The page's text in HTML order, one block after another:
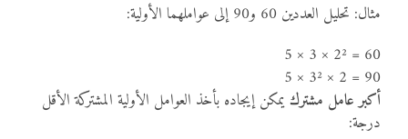
مثال: تحليل العددين 60 و90 إلى عواملهما الأولية:
60 = 2² × 3 × 5
90 = 2 × 3² × 5
أكبر عامل مشتركيمكن إيجاده بأخذ العوامل الأولية المشتركة الأقل
درجة: